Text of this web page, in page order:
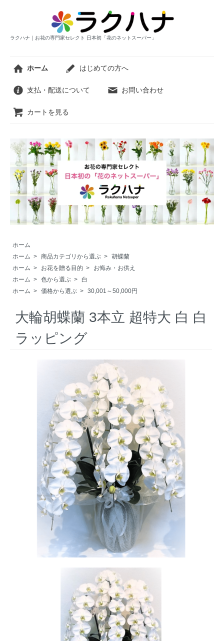
ラクハナ｜お花の専門家セレクト 日本初「花のネットスーパー」
ホーム はじめての方へ
支払・配送について お問い合わせ
カートを見る
ホーム
ホーム > 商品カテゴリから選ぶ > 胡蝶蘭
ホーム > お花を贈る目的 >
お悔み・お供え
ホーム > 色から選ぶ >
白
ホーム > 価格から選ぶ > 30,001～50,000円
大輪胡蝶蘭 3本立 超特大 白 白
ラッピング